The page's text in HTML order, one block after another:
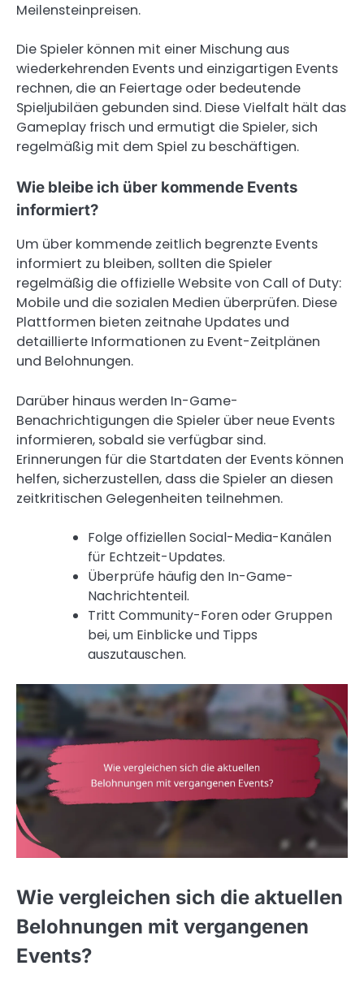
Meilensteinpreisen.
Die Spieler können mit einer Mischung aus
wiederkehrenden Events und einzigartigen Events
rechnen, die an Feiertage oder bedeutende
Spieljubiläen gebunden sind. Diese Vielfalt hält das
Gameplay frisch und ermutigt die Spieler, sich
regelmäßig mit dem Spiel zu beschäftigen.
Wie bleibe ich über kommende Events
informiert?
Um über kommende zeitlich begrenzte Events
informiert zu bleiben, sollten die Spieler
regelmäßig die offizielle Website von Call of Duty:
Mobile und die sozialen Medien überprüfen. Diese
Plattformen bieten zeitnahe Updates und
detaillierte Informationen zu Event-Zeitplänen
und Belohnungen.
Darüber hinaus werden In-Game-
Benachrichtigungen die Spieler über neue Events
informieren, sobald sie verfügbar sind.
Erinnerungen für die Startdaten der Events können
helfen, sicherzustellen, dass die Spieler an diesen
zeitkritischen Gelegenheiten teilnehmen.
Folge offiziellen Social-Media-Kanälen
für Echtzeit-Updates.
Überprüfe häufig den In-Game-
Nachrichtenteil.
Tritt Community-Foren oder Gruppen
bei, um Einblicke und Tipps
auszutauschen.
Wie vergleichen sich die aktuellen
Belohnungen mit vergangenen
Events?